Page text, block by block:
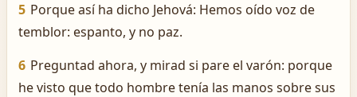
5 Porque así ha dicho Jehová: Hemos oído voz de
temblor: espanto, y no paz.
6 Preguntad ahora, y mirad si pare el varón: porque
he visto que todo hombre tenía las manos sobre sus